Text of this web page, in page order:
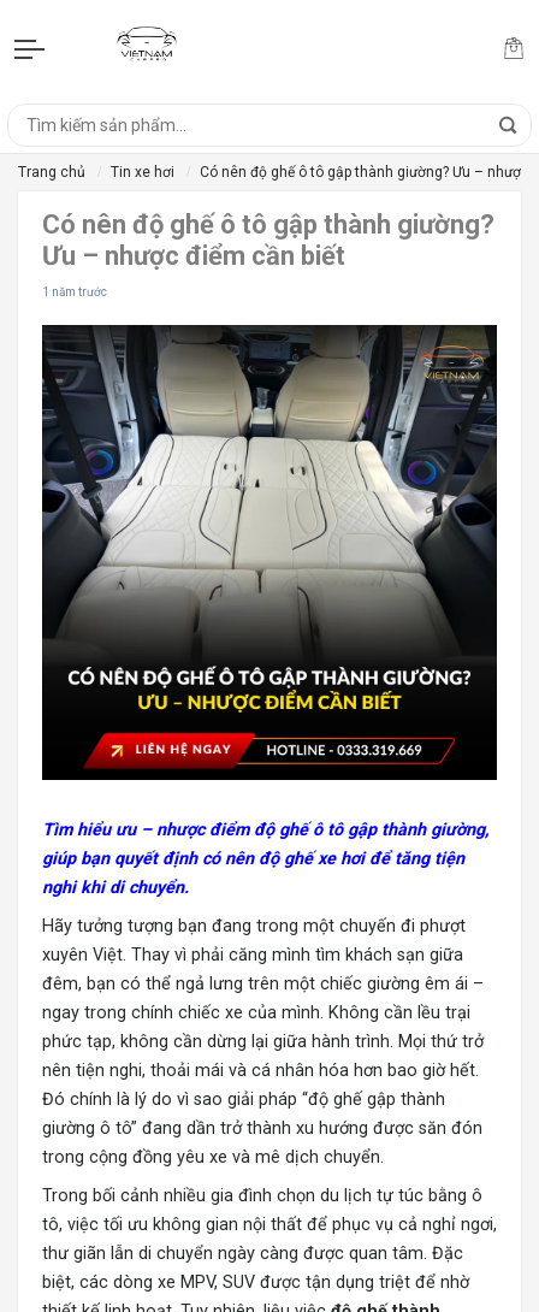
Trang chủ Tin xe hơi Có nên độ ghế ô tô gập thành giường? Ưu – nhược
Có nên độ ghế ô tô gập thành giường?
Ưu – nhược điểm cần biết
1 năm trước
Tìm hiểu ưu – nhược điểm độ ghế ô tô gập thành giường,
giúp bạn quyết định có nên độ ghế xe hơi để tăng tiện
nghi khi di chuyển.
Hãy tưởng tượng bạn đang trong một chuyến đi phượt
xuyên Việt. Thay vì phải căng mình tìm khách sạn giữa
đêm, bạn có thể ngả lưng trên một chiếc giường êm ái –
ngay trong chính chiếc xe của mình. Không cần lều trại
phức tạp, không cần dừng lại giữa hành trình. Mọi thứ trở
nên tiện nghi, thoải mái và cá nhân hóa hơn bao giờ hết.
Đó chính là lý do vì sao giải pháp “độ ghế gập thành
giường ô tô” đang dần trở thành xu hướng được săn đón
trong cộng đồng yêu xe và mê dịch chuyển.
Trong bối cảnh nhiều gia đình chọn du lịch tự túc bằng ô
tô, việc tối ưu không gian nội thất để phục vụ cả nghỉ ngơi,
thư giãn lẫn di chuyển ngày càng được quan tâm. Đặc
biệt, các dòng xe MPV, SUV được tận dụng triệt để nhờ